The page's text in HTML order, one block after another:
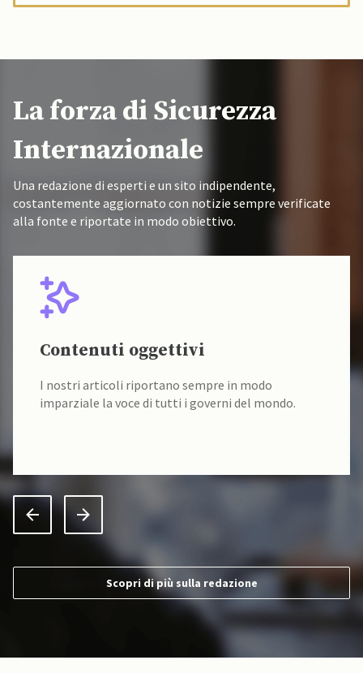
La forza di Sicurezza
Internazionale
Una redazione di esperti e un sito indipendente,
costantemente aggiornato con notizie sempre verificate
alla fonte e riportate in modo obiettivo.
Contenuti oggettivi
I nostri articoli riportano sempre in modo
imparziale la voce di tutti i governi del mondo.
Scopri di più sulla redazione